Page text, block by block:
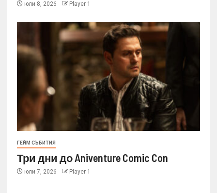
юли 8, 2026 Player 1
ГЕЙМ СЪБИТИЯ
Три дни до Aniventure Comic Con
юли 7, 2026 Player 1